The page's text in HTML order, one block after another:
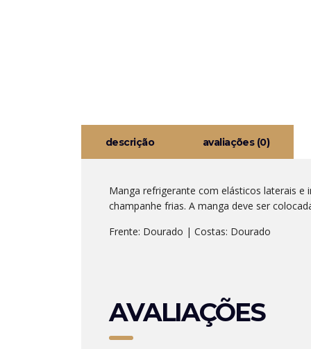
descrição avaliações (0)
Manga refrigerante com elásticos laterais
champanhe frias. A manga deve ser
Frente: Dourado | Costas: Dourado
AVALIAÇÕES